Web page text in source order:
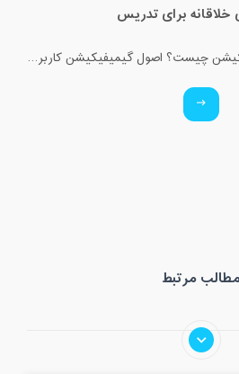
خلاقانه برای تدریس
معرفی دو یخ شکن گیمیفیکیشن چیست؟ اصول گیمیفیکیشن کاربرد گیمیفیکیشن آشنایی با انواع بازی های کلاسی (آنلاین و فیزیکی)
مرتبط